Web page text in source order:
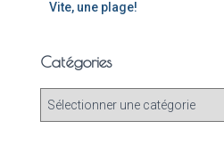
Vite, une plage!
Catégories